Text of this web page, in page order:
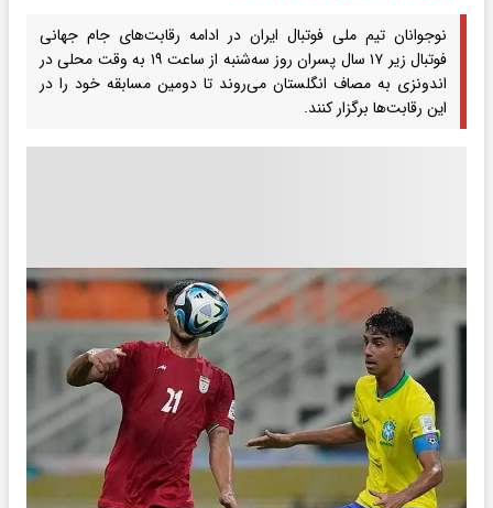
نوجوانان تیم ملی فوتبال ایران در ادامه رقابت‌های جام جهانی
فوتبال زیر ۱۷ سال پسران روز سه‌شنبه از ساعت ۱۹ به وقت محلی در
اندونزی به مصاف انگلستان می‌روند تا دومین مسابقه خود را در
این رقابت‌ها برگزار کنند.